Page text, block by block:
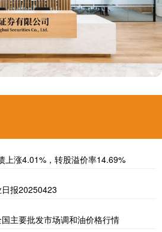
上涨4.01%，转股溢价率14.69%
报20250423
主要批发市场调和油价格行情